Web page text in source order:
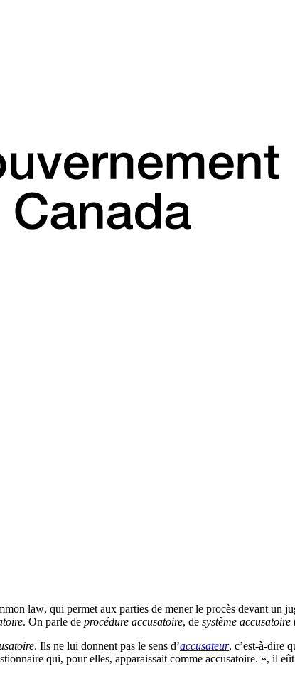
law, qui permet aux parties de mener le procès devant un
. On parle de procédure accusatoire, de système accusatoire
. Ils ne lui donnent pas le sens d’accusateur, c’est-à-dire
qui, pour elles, apparaissait comme accusatoire. », il